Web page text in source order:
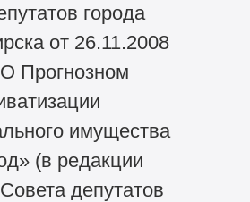
города
от 26.11.2008
Прогнозном
имущества
(в редакции
депутатов